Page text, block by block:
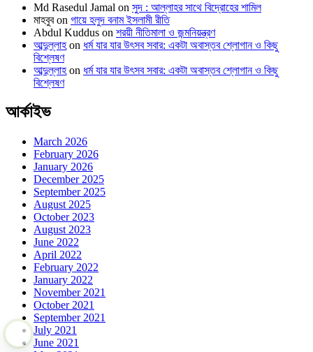
Md Rasedul Jamal on সুদ : আল্লাহর সাথে বিদ্রোহের শামিল
মাহবুবon গায়ে হলুদ বনাম ইসলামী রীতি
Abdul Kuddus on শরয়ী নীতিমালা ও জন্মনিয়ন্ত্রণ
আব্দুল্লাহon ধর্ম যার যার উৎসব সবার: একটা অবাস্তব শ্লোগান ও কিছু
বিশ্লেষণ
আব্দুল্লাহon ধর্ম যার যার উৎসব সবার: একটা অবাস্তব শ্লোগান ও কিছু
বিশ্লেষণ
আর্কাইভ
March 2026
February 2026
January 2026
December 2025
September 2025
August 2025
October 2023
August 2023
June 2022
April 2022
February 2022
January 2022
November 2021
October 2021
September 2021
July 2021
June 2021